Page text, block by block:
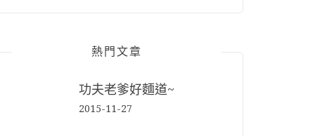
熱門文章
功夫老爹好麵道~
2015-11-27